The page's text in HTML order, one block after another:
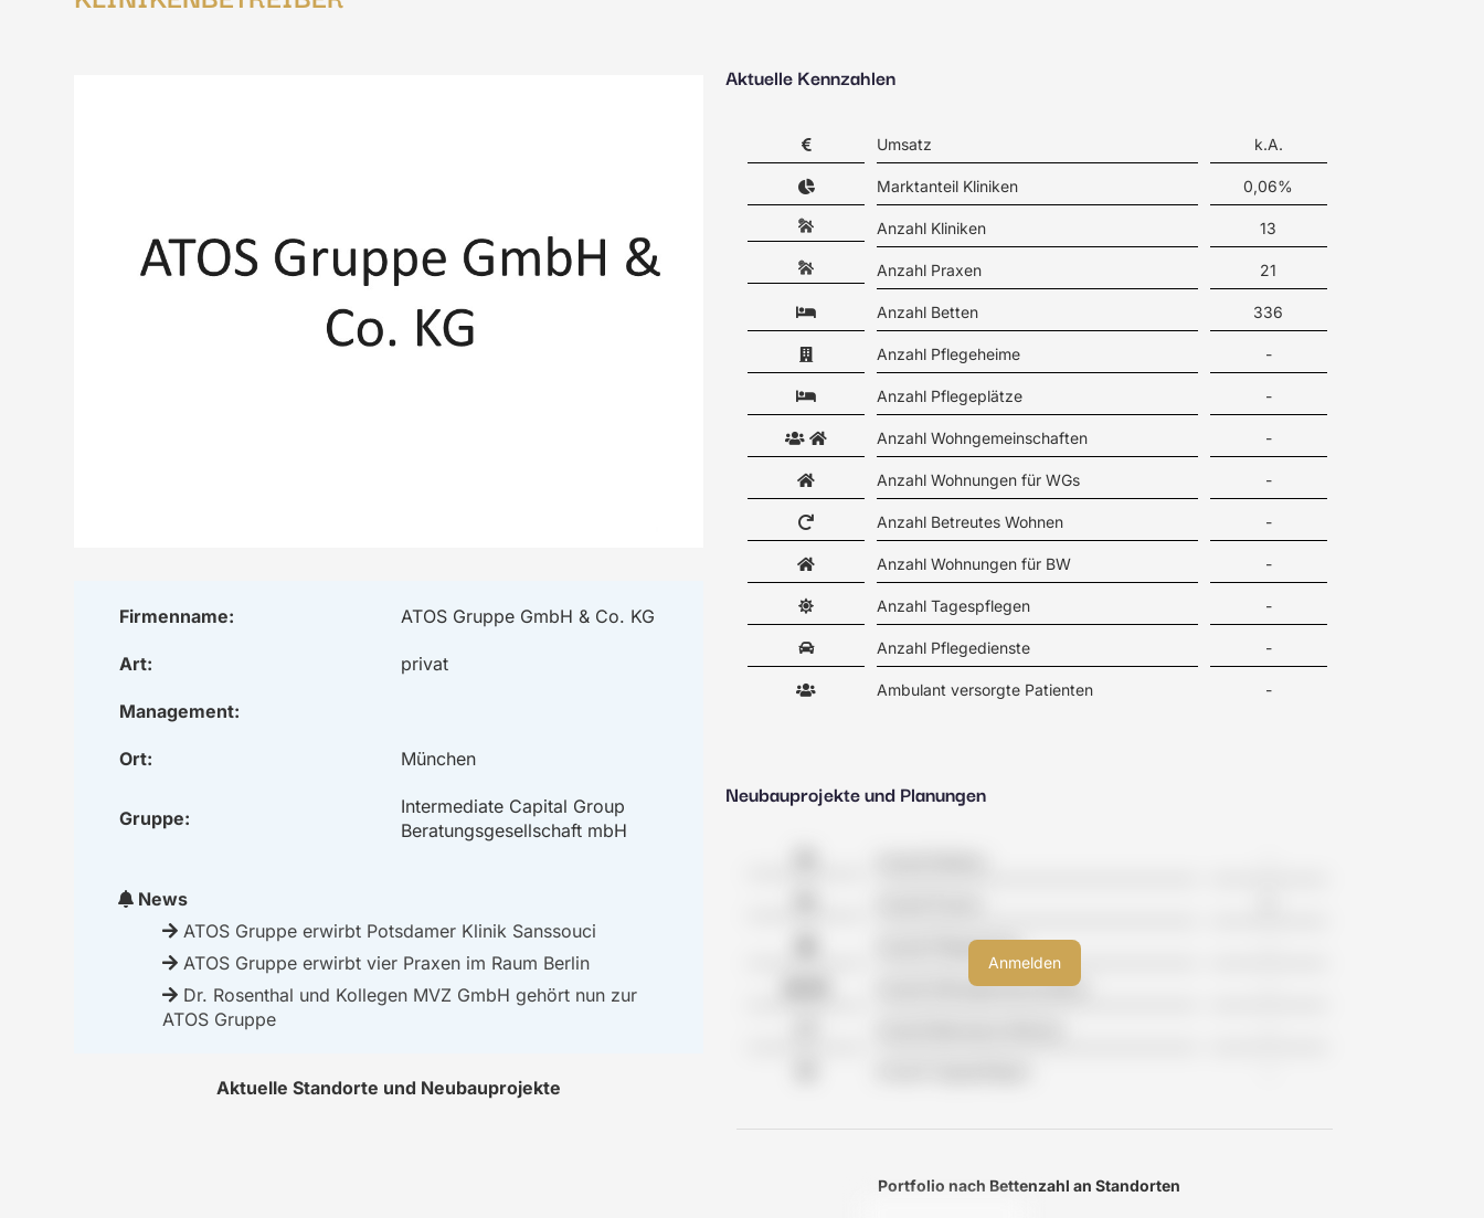
Firmenname: ATOS Gruppe GmbH & Co. KG
Art: privat
Management:
Ort: München
Gruppe:
Intermediate Capital Group
Beratungsgesellschaft mbH
News
ATOS Gruppe erwirbt Potsdamer Klinik Sanssouci
ATOS Gruppe erwirbt vier Praxen im Raum Berlin
Dr. Rosenthal und Kollegen MVZ GmbH gehört nun zur
ATOS Gruppe
Aktuelle Standorte und Neubauprojekte
Aktuelle Kennzahlen
Umsatz k.A.
Marktanteil Kliniken 0,06%
Anzahl Kliniken 13
Anzahl Praxen 21
Anzahl Betten 336
Anzahl Pflegeheime -
Anzahl Pflegeplätze -
Anzahl Wohngemeinschaften -
Anzahl Wohnungen für WGs -
Anzahl Betreutes Wohnen -
Anzahl Wohnungen für BW -
Anzahl Tagespflegen -
Anzahl Pflegedienste -
Ambulant versorgte Patienten -
Neubauprojekte und Planungen
Anzahl Pflegeheime
Anzahl Wohngemeinschaften
Portfolio nach Bettenzahl an Standorten